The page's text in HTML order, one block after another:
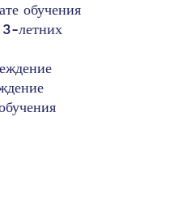
обучения
3-летних